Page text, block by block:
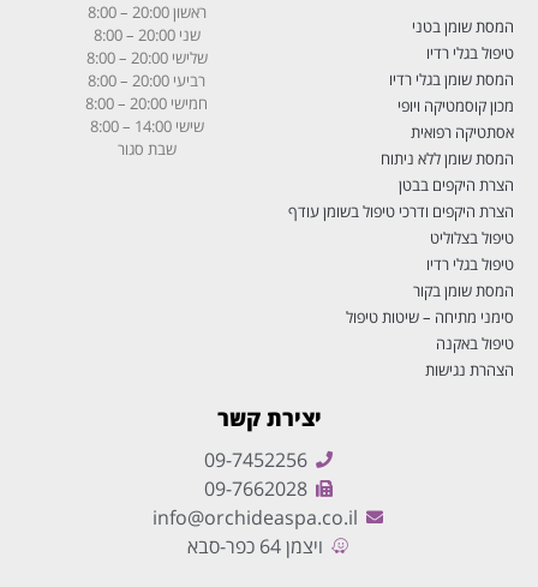
המסת שומן בטני
טיפול בגלי רדיו
המסת שומן בגלי רדיו
מכון קוסמטיקה ויופי
אסתטיקה רפואית
המסת שומן ללא ניתוח
הצרת היקפים בבטן
הצרת היקפים ודרכי טיפול בשומן עודף
טיפול בצלוליט
טיפול בגלי רדיו
המסת שומן בקור
סימני מתיחה – שיטות טיפול
טיפול באקנה
הצהרת נגישות
ראשון20:00 – 8:00
שני20:00 – 8:00
שלישי20:00 – 8:00
רביעי 20:00 – 8:00
חמישי 20:00 – 8:00
שישי14:00 – 8:00
שבת סגור
יצירת קשר
09-7452256
09-7662028
info@orchideaspa.co.il
ויצמן 64 כפר-סבא